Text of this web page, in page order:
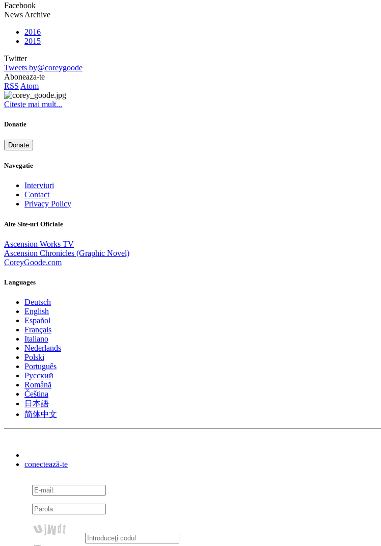
Facebook
News Archive
2016
2015
Twitter
Tweets by@coreygoode
Aboneaza-te
RSS Atom
Citeste mai mult...
Donatie
Donate
Navegatie
Interviuri
Contact
Privacy Policy
Alte Site-uri Oficiale
Ascension Works TV
Ascension Chronicles (Graphic Novel)
CoreyGoode.com
Languages
Deutsch
English
Español
Français
Italiano
Nederlands
Polski
Português
Pусский
Română
Čeština
日本語
简体中文
conectează-te